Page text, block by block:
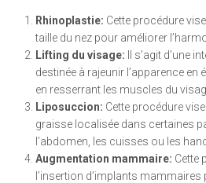
Rhinoplastie: Cette procédure
taille du nez pour améliorer
Lifting du visage: Il s’agit d’une
destinée à rajeunir l’apparence en
en resserrant les muscles du
Liposuccion: Cette procédure
graisse localisée dans certaines
l’abdomen, les cuisses ou les
Augmentation mammaire: Cette
l’insertion d’implants